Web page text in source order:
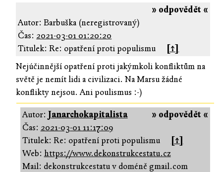
» odpovědět «
Autor: Barbuška (neregistrovaný)
Čas: 2021-03-01 01:20:20
Titulek: Re: opatření proti populismu
[↑]
Nejúčinnější opatření proti jakýmkoli konfliktům na
světě je nemít lidi a civilizaci. Na Marsu žádné
konflikty nejsou. Ani poulismus :-)
» odpovědět «
Autor: Janarchokapitalista
Čas: 2021-03-01 11:17:09
Titulek: Re: opatření proti populismu
[↑]
Web: https://www.dekonstrukcestatu.cz
Mail: dekonstrukcestatu v doméně gmail.com